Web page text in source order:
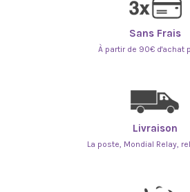
Sans Frais
À partir de 90€ d'achat
Livraison
La poste, Mondial Relay,